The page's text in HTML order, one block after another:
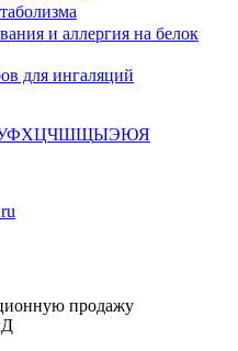
и аллергия на белок
для ингаляций
ФХЦЧШЩЫЭЮЯ
продажу